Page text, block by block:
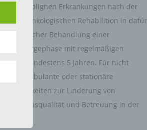
mit malignen Erkrankungen nach der
einer onkologischen Rehabilition in dafür
erfolgreicher Behandlung einer
Nachsorgephase mit regelmäßigen
von mindestens 5 Jahren. Für nicht
die ambulante oder stationäre
Möglichkeiten zur Linderung von
Lebensqualität und Betreuung in der